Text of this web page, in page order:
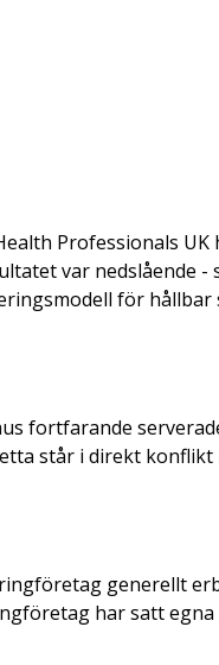
Professionals
var nedslående -
för hållbar
fortfarande
står i direkt konflikt
generellt
har satt egna